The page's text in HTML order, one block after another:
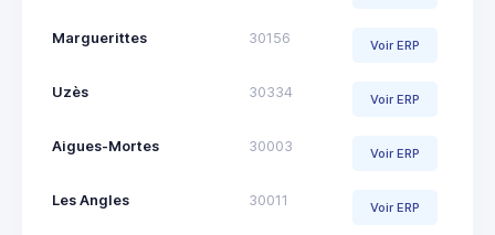
Marguerittes 30156 Voir ERP
Uzès 30334 Voir ERP
Aigues-Mortes 30003 Voir ERP
Les Angles 30011 Voir ERP